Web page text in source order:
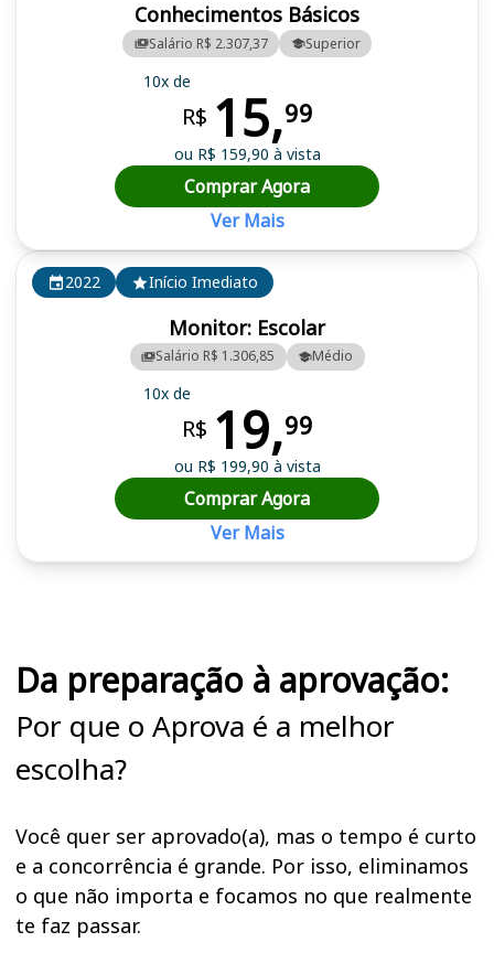
2022 Início Imediato
Monitor: Escolar
Salário R$ 1.306,85 Médio
10x de
R$ 19,99
ou R$ 199,90 à vista
Comprar Agora
Ver Mais
Conhecimentos Básicos
Salário R$ 2.307,37 Superior
10x de
R$ 15,99
ou R$ 159,90 à vista
Comprar Agora
Ver Mais
Da preparação à aprovação:
Por que o Aprova é a melhor
escolha?
Você quer ser aprovado(a), mas o tempo é curto
e a concorrência é grande. Por isso, eliminamos
o que não importa e focamos no que realmente
te faz passar.